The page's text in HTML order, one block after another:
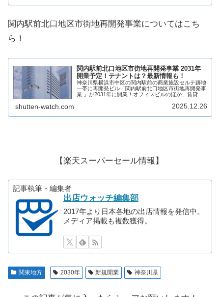
関内駅前北口地区市街地再開発事業についてはこち
ら！
関内駅前北口地区市街地再開発事業 2031年
開業予定！テナントは？最新情報も！
神奈川県横浜市中区の関内駅前の商業施設セルテ跡地
一帯に再開発ビル「関内駅前北口地区市街地再開発事
業 」が2031年に開業！オフィスビルのほか、賃貸レ
横浜市庁舎とともに中心市街地の一等地としてと...
shutten-watch.com 2025.12.26
【楽天スーパーセール情報】
記事執筆・編集者
出店ウォッチ編集部
2017年より日本各地の出店情報を発信中。
メディア掲載も複数獲得。
関東地方 2030年 新規開業 神奈川県